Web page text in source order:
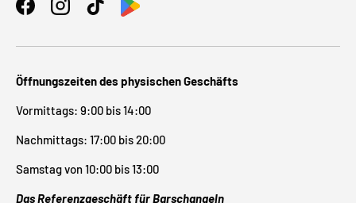
FacebookInstagramTikTok
Öffnungszeiten des physischen Geschäfts
Vormittags: 9:00 bis 14:00
Nachmittags: 17:00 bis 20:00
Samstag von 10:00 bis 13:00
Das Referenzgeschäft für Barschangeln